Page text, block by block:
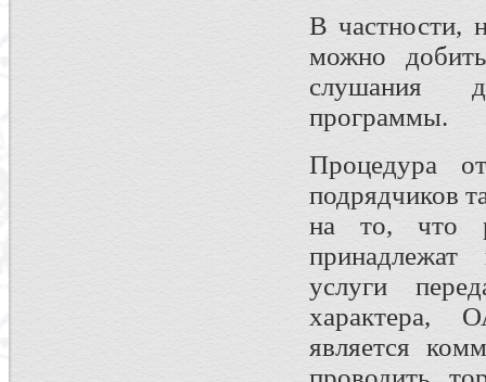
В частности,
можно
слушания
программы.
Процедура
подрядчиков
на то, что
принадлежат
услуги
характера,
является